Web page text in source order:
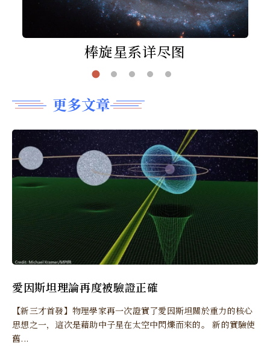
棒旋星系详尽图
更多文章
愛因斯坦理論再度被驗證正確
【新三才首發】物理學家再一次證實了愛因斯坦關於重力的核心
思想之一，這次是藉助中子星在太空中閃爍而來的。 新的實驗使
舊...